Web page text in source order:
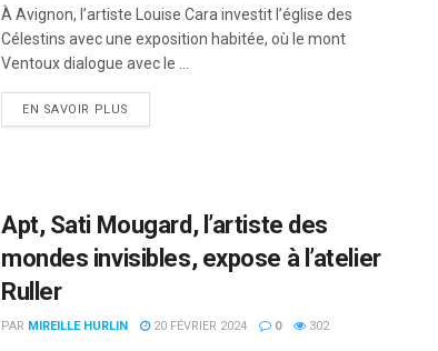
À Avignon, l’artiste Louise Cara investit l’église des
Célestins avec une exposition habitée, où le mont
Ventoux dialogue avec le ...
EN SAVOIR PLUS
Apt, Sati Mougard, l’artiste des
mondes invisibles, expose à l’atelier
Ruller
PAR MIREILLE HURLIN 20 FÉVRIER 2024 0 302